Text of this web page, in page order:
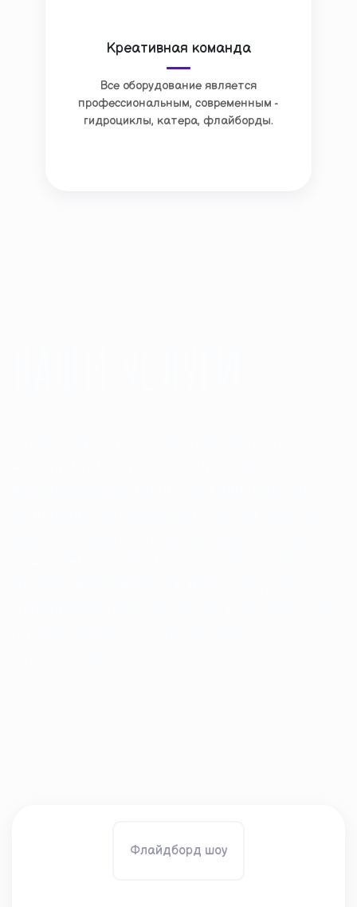
Креативная команда
Все оборудование является
профессиональным, современным -
гидроциклы, катера, флайборды.
Флайдборд шоу